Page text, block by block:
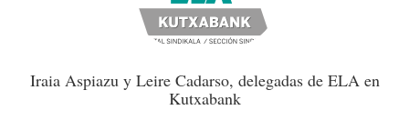
Iraia Aspiazu y Leire Cadarso, delegadas de ELA en
Kutxabank